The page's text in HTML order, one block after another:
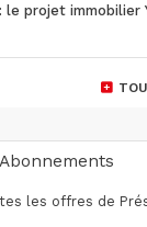
le projet immobilier
Abonnements
les offres de